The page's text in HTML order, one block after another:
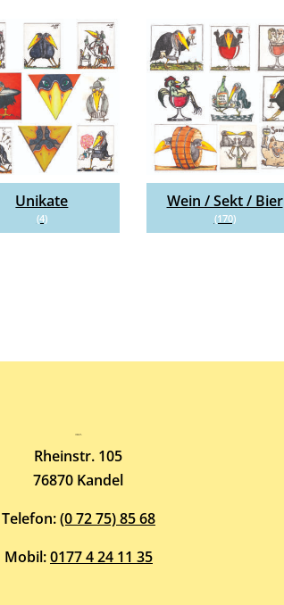
Unikate
(4)
Wein / Sekt / Bier
(170)
Rheinstr. 105
76870 Kandel
Telefon:(0 72 75) 85 68
Mobil:0177 4 24 11 35